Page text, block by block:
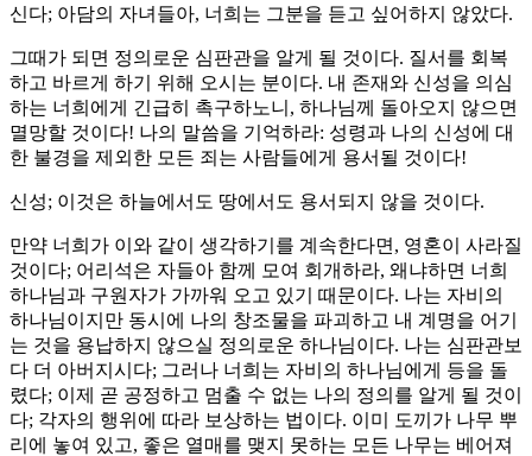
신다; 아담의 자녀들아, 너희는 그분을 듣고 싶어하지 않았다.
그때가 되면 정의로운 심판관을 알게 될 것이다. 질서를 회복
하고 바르게 하기 위해 오시는 분이다. 내 존재와 신성을 의심
하는 너희에게 긴급히 촉구하노니, 하나님께 돌아오지 않으면
멸망할 것이다! 나의 말씀을 기억하라: 성령과 나의 신성에 대
한 불경을 제외한 모든 죄는 사람들에게 용서될 것이다!
신성; 이것은 하늘에서도 땅에서도 용서되지 않을 것이다.
만약 너희가 이와 같이 생각하기를 계속한다면, 영혼이 사라질
것이다; 어리석은 자들아 함께 모여 회개하라, 왜냐하면 너희
하나님과 구원자가 가까워 오고 있기 때문이다. 나는 자비의
하나님이지만 동시에 나의 창조물을 파괴하고 내 계명을 어기
는 것을 용납하지 않으실 정의로운 하나님이다. 나는 심판관보
다 더 아버지시다; 그러나 너희는 자비의 하나님에게 등을 돌
렸다; 이제 곧 공정하고 멈출 수 없는 나의 정의를 알게 될 것이
다; 각자의 행위에 따라 보상하는 법이다. 이미 도끼가 나무 뿌
리에 놓여 있고, 좋은 열매를 맺지 못하는 모든 나무는 베어져